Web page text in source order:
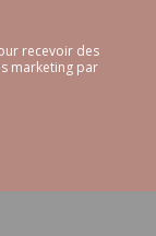
recevoir des
marketing par